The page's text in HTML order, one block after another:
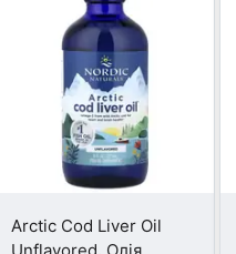
Arctic Cod Liver Oil